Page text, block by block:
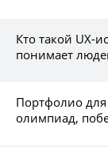
Кто такой UX-
понимает
Портфолио для
олимпиад,